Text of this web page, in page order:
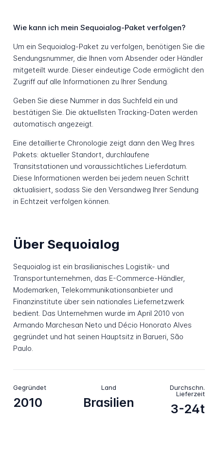
Wie kann ich mein Sequoialog-Paket verfolgen?
Um ein Sequoialog-Paket zu verfolgen, benötigen Sie die
Sendungsnummer, die Ihnen vom Absender oder Händler
mitgeteilt wurde. Dieser eindeutige Code ermöglicht den
Zugriff auf alle Informationen zu Ihrer Sendung.
Geben Sie diese Nummer in das Suchfeld ein und
bestätigen Sie. Die aktuellsten Tracking-Daten werden
automatisch angezeigt.
Eine detaillierte Chronologie zeigt dann den Weg Ihres
Pakets: aktueller Standort, durchlaufene
Transitstationen und voraussichtliches Lieferdatum.
Diese Informationen werden bei jedem neuen Schritt
aktualisiert, sodass Sie den Versandweg Ihrer Sendung
in Echtzeit verfolgen können.
Über Sequoialog
Sequoialog ist ein brasilianisches Logistik- und
Transportunternehmen, das E-Commerce-Händler,
Modemarken, Telekommunikationsanbieter und
Finanzinstitute über sein nationales Liefernetzwerk
bedient. Das Unternehmen wurde im April 2010 von
Armando Marchesan Neto und Décio Honorato Alves
gegründet und hat seinen Hauptsitz in Barueri, São
Paulo.
Gegründet
2010
Land
Brasilien
Durchschn.
Lieferzeit
3-24t